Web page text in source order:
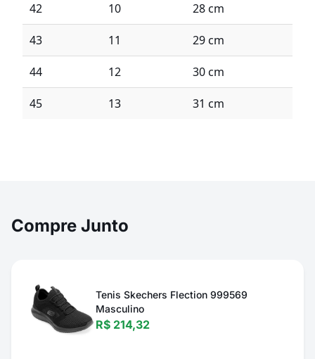
42 10 28 cm
43 11 29 cm
44 12 30 cm
45 13 31 cm
Compre Junto
Tenis Skechers Flection 999569
Masculino
R$ 214,32